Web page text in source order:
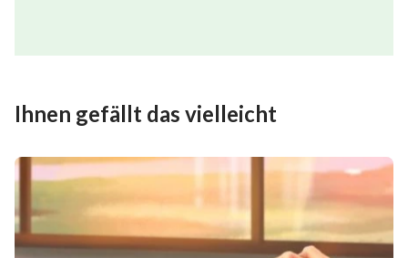
Ihnen gefällt das vielleicht